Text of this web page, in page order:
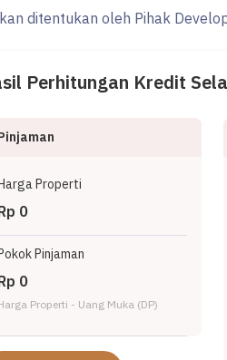
ditentukan oleh Pihak
Perhitungan Kredit
Properti
0
Pinjaman
0
Properti - Uang Muka (DP)